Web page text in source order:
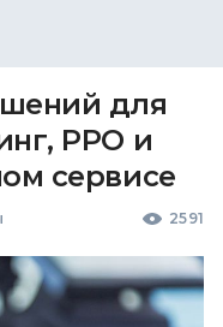
для
РРО и
сервисе
2591